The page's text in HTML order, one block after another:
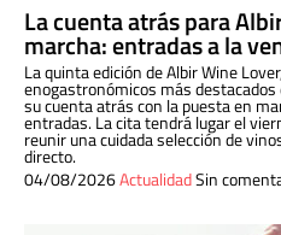
La cuenta atrás para
marcha: entradas a la
La quinta edición de Albir Wine
enogastronómicos más
su cuenta atrás con la puesta en
entradas. La cita tendrá lugar el
reunir una cuidada selección de
directo.
04/08/2026ActualidadSin